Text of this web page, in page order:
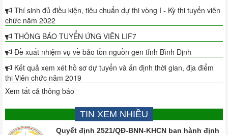
Thí sinh đủ điều kiện, tiêu chuẩn dự thi vòng I - Kỳ thi tuyển viên
chức năm 2022
THÔNG BÁO TUYỂN ỨNG VIÊN LIF7
Đề xuất nhiệm vụ về bảo tồn nguồn gen tỉnh Bình Định
Kết quả xem xét hồ sơ dự tuyển và ấn định thời gian, địa điểm
thi Viên chức năm 2019
Xem tất cả thông báo
TIN XEM NHIỀU
Quyết định 2521/QĐ-BNN-KHCN ban hành định